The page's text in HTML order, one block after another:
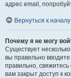
адрес email,
Вернуться к началу
Почему я не могу
Существует
вы правильно
правильно,
вам закрыт доступ к